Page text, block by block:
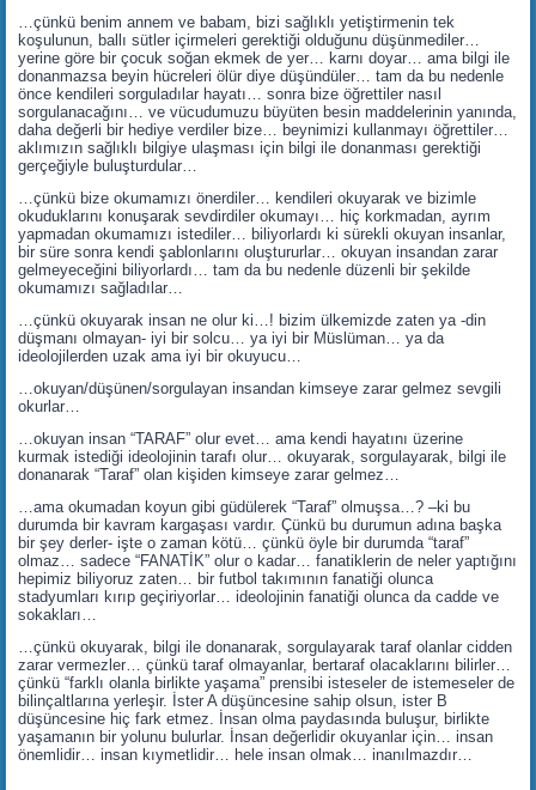
…çünkü benim annem ve babam, bizi sağlıklı yetiştirmenin tek
koşulunun, ballı sütler içirmeleri gerektiği olduğunu düşünmediler…
yerine göre bir çocuk soğan ekmek de yer… karnı doyar… ama bilgi ile
donanmazsa beyin hücreleri ölür diye düşündüler… tam da bu nedenle
önce kendileri sorguladılar hayatı… sonra bize öğrettiler nasıl
sorgulanacağını… ve vücudumuzu büyüten besin maddelerinin yanında,
daha değerli bir hediye verdiler bize… beynimizi kullanmayı öğrettiler…
aklımızın sağlıklı bilgiye ulaşması için bilgi ile donanması gerektiği
gerçeğiyle buluşturdular…
…çünkü bize okumamızı önerdiler… kendileri okuyarak ve bizimle
okuduklarını konuşarak sevdirdiler okumayı… hiç korkmadan, ayrım
yapmadan okumamızı istediler… biliyorlardı ki sürekli okuyan insanlar,
bir süre sonra kendi şablonlarını oluştururlar… okuyan insandan zarar
gelmeyeceğini biliyorlardı… tam da bu nedenle düzenli bir şekilde
okumamızı sağladılar…
…çünkü okuyarak insan ne olur ki…! bizim ülkemizde zaten ya -din
düşmanı olmayan- iyi bir solcu… ya iyi bir Müslüman… ya da
ideolojilerden uzak ama iyi bir okuyucu…
…okuyan/düşünen/sorgulayan insandan kimseye zarar gelmez sevgili
okurlar…
…okuyan insan “TARAF” olur evet… ama kendi hayatını üzerine
kurmak istediği ideolojinin tarafı olur… okuyarak, sorgulayarak, bilgi ile
donanarak “Taraf” olan kişiden kimseye zarar gelmez…
…ama okumadan koyun gibi güdülerek “Taraf” olmuşsa…? –ki bu
durumda bir kavram kargaşası vardır. Çünkü bu durumun adına başka
bir şey derler- işte o zaman kötü… çünkü öyle bir durumda “taraf”
olmaz… sadece “FANATİK” olur o kadar… fanatiklerin de neler yaptığını
hepimiz biliyoruz zaten… bir futbol takımının fanatiği olunca
stadyumları kırıp geçiriyorlar… ideolojinin fanatiği olunca da cadde ve
sokakları…
…çünkü okuyarak, bilgi ile donanarak, sorgulayarak taraf olanlar cidden
zarar vermezler… çünkü taraf olmayanlar, bertaraf olacaklarını bilirler…
çünkü “farklı olanla birlikte yaşama” prensibi isteseler de istemeseler de
bilinçaltlarına yerleşir. İster A düşüncesine sahip olsun, ister B
düşüncesine hiç fark etmez. İnsan olma paydasında buluşur, birlikte
yaşamanın bir yolunu bulurlar. İnsan değerlidir okuyanlar için… insan
önemlidir… insan kıymetlidir… hele insan olmak… inanılmazdır…